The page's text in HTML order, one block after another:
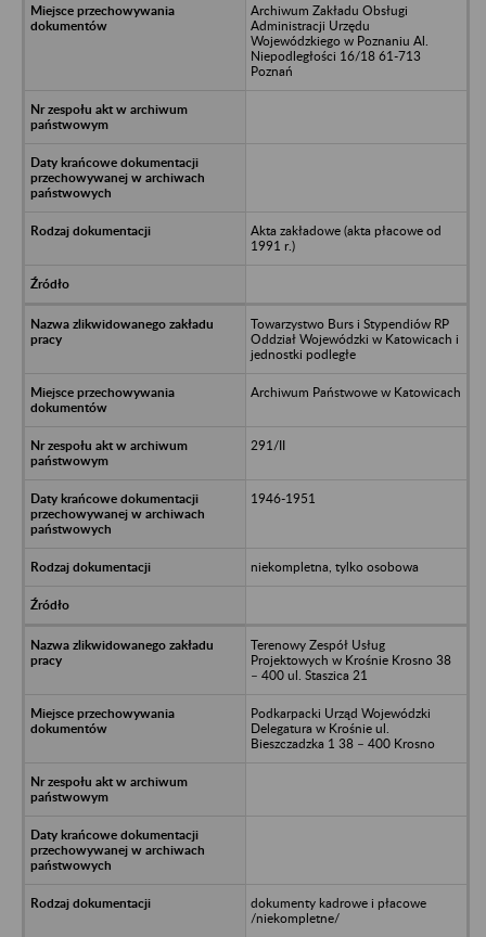
Archiwum Zakładu Obsługi
Administracji Urzędu
Wojewódzkiego w Poznaniu Al.
Niepodległości 16/18 61-713
Poznań
Akta zakładowe (akta płacowe od
1991 r.)
Towarzystwo Burs i Stypendiów RP
Oddział Wojewódzki w Katowicach i
jednostki podległe
Archiwum Państwowe w Katowicach
291/II
1946-1951
niekompletna, tylko osobowa
Terenowy Zespół Usług
Projektowych w Krośnie Krosno 38
– 400 ul. Staszica 21
Podkarpacki Urząd Wojewódzki
Delegatura w Krośnie ul.
Bieszczadzka 1 38 – 400 Krosno
dokumenty kadrowe i płacowe
/niekompletne/